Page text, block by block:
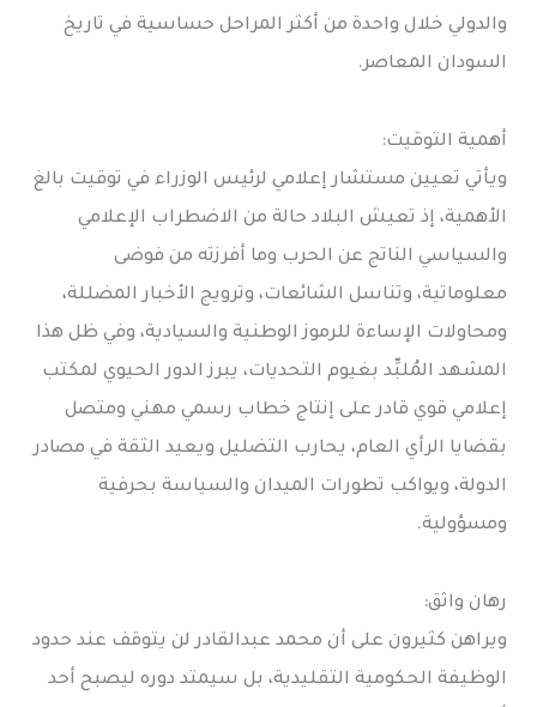
والدولي خلال واحدة من أكثر المراحل حساسية في تاريخ
السودان المعاصر.
أهمية التوقيت:
ويأتي تعيين مستشار إعلامي لرئيس الوزراء في توقيت بالغ
الأهمية، إذ تعيش البلاد حالة من الاضطراب الإعلامي
والسياسي الناتج عن الحرب وما أفرزته من فوضى
معلوماتية، وتناسل الشائعات، وترويج الأخبار المضللة،
ومحاولات الإساءة للرموز الوطنية والسيادية، وفي ظل هذا
المشهد المُلبِّد بغيوم التحديات، يبرز الدور الحيوي لمكتب
إعلامي قوي قادر على إنتاج خطاب رسمي مهني ومتصل
بقضايا الرأي العام، يحارب التضليل ويعيد الثقة في مصادر
الدولة، ويواكب تطورات الميدان والسياسة بحرفية
ومسؤولية.
رهان واثق:
ويراهن كثيرون على أن محمد عبدالقادر لن يتوقف عند حدود
الوظيفة الحكومية التقليدية، بل سيمتد دوره ليصبح أحد